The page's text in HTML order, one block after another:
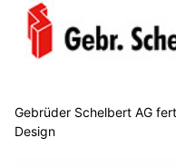
Gebrüder Schelbert AG
Design